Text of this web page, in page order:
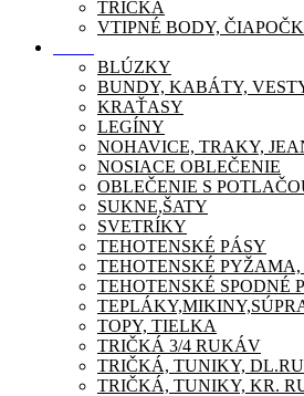
TRIČKÁ
VTIPNÉ BODY,
BLÚZKY
BUNDY, KABÁTY,
KRAŤASY
LEGÍNY
NOHAVICE, TRAKY,
NOSIACE OBLEČENIE
OBLEČENIE S
SUKNE,ŠATY
SVETRÍKY
TEHOTENSKÉ PÁSY
TEHOTENSKÉ PYŽAMA,
TEHOTENSKÉ SPODNÉ
TOPY, TIELKA
TRIČKÁ 3/4 RUKÁV
TRIČKÁ, TUNIKY,
TRIČKÁ, TUNIKY, KR.